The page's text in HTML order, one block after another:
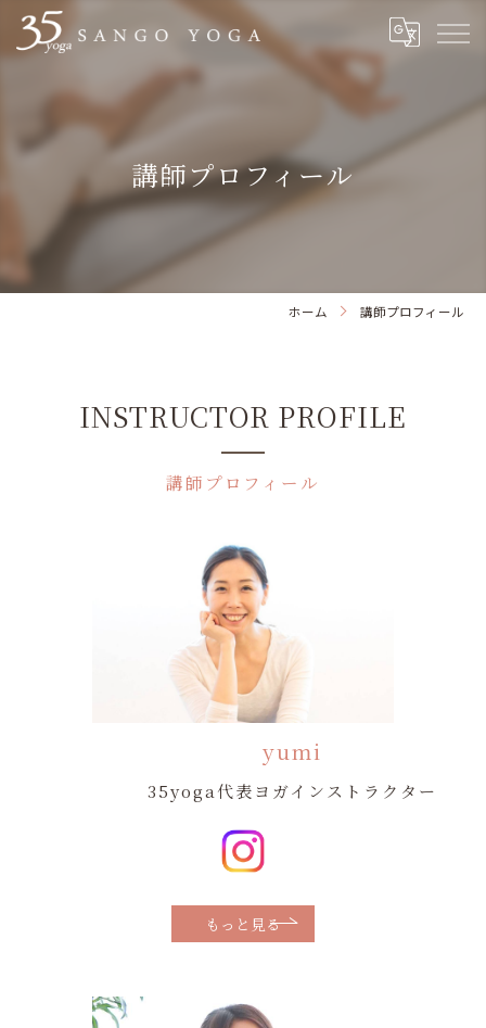
講師プロフィール
ホーム 講師プロフィール
講師プロフィール
INSTRUCTOR PROFILE
yumi
35yoga代表ヨガインストラクター
もっと見る